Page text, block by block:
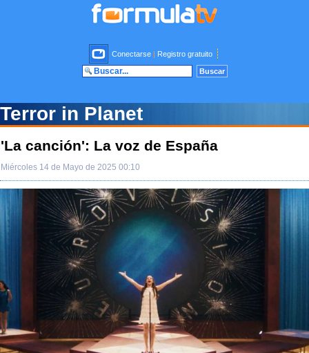
Conectarse | Registro gratuito
Terror in Planet
'La canción': La voz de España
Miércoles 14 de Mayo de 2025 00:10